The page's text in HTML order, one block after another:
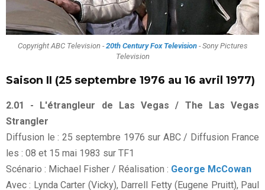
Copyright ABC Television -20th Century Fox Television- Sony Pictures
Television
Saison II (25 septembre 1976 au 16 avril 1977)
2.01 - L'étrangleur de Las Vegas / The Las Vegas
Strangler
Diffusion le : 25 septembre 1976 sur ABC / Diffusion France
les : 08 et 15 mai 1983 sur TF1
Scénario : Michael Fisher / Réalisation : George McCowan
Avec : Lynda Carter (Vicky), Darrell Fetty (Eugene Pruitt), Paul